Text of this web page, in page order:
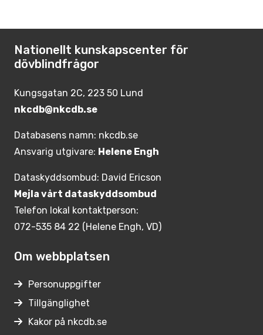
Nationellt kunskapscenter för
dövblindfrågor
Kungsgatan 2C, 223 50 Lund
nkcdb@nkcdb.se
Databasens namn: nkcdb.se
Ansvarig utgivare: Helene Engh
Dataskyddsombud: David Ericson
Mejla vårt dataskyddsombud
Telefon lokal kontaktperson:
072-535 84 22 (Helene Engh, VD)
Om webbplatsen
Personuppgifter
Tillgänglighet
Kakor på nkcdb.se